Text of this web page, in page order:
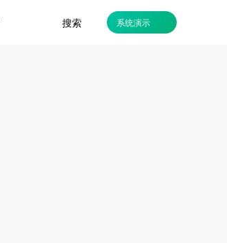
搜索 系统演示